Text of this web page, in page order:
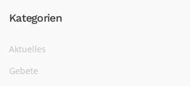
Kategorien
Aktuelles
Gebete